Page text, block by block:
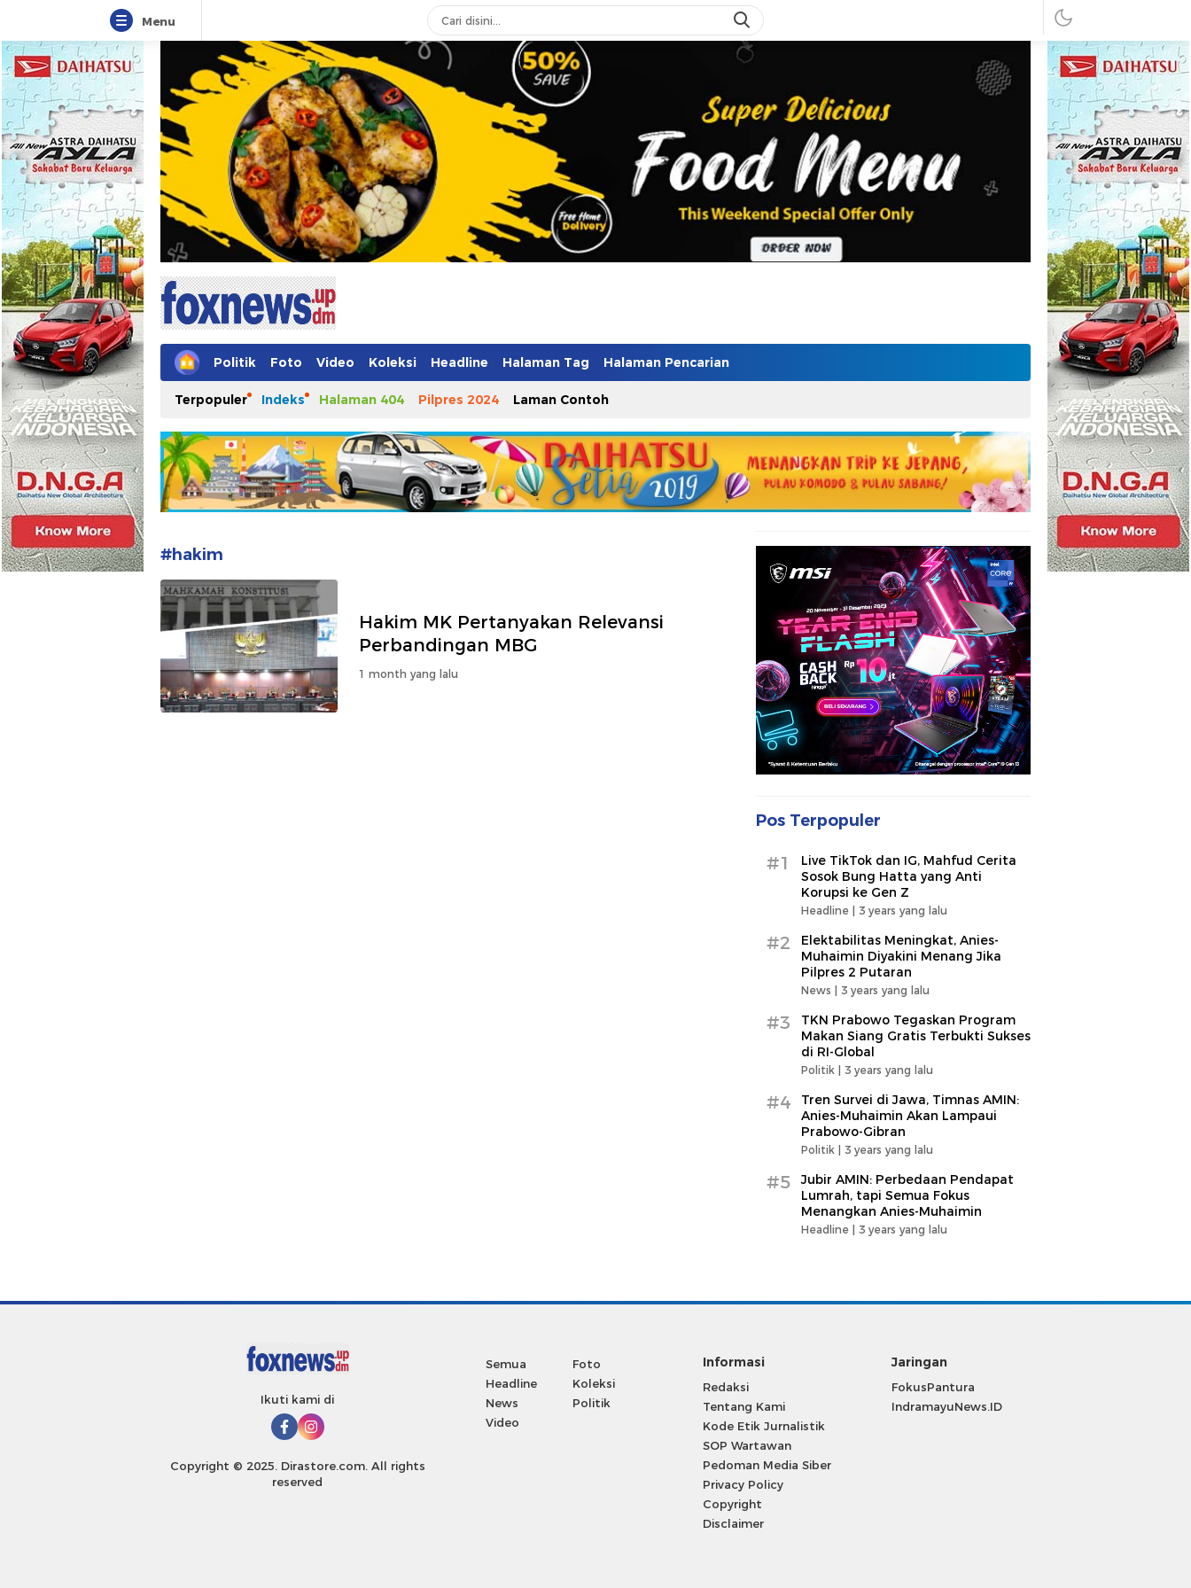
Menu
Foxnews
Informasi Tanpa Batasan Waktu
Politik Foto Video Koleksi Headline Halaman Tag Halaman Pencarian
Terpopuler Indeks Halaman 404 Pilpres 2024 Laman Contoh
#hakim
Hakim MK Pertanyakan Relevansi
Perbandingan MBG
1 month yang lalu
Pos Terpopuler
#1
Live TikTok dan IG, Mahfud Cerita
Sosok Bung Hatta yang Anti
Korupsi ke Gen Z
Headline | 3 years yang lalu
#2
Elektabilitas Meningkat, Anies-
Muhaimin Diyakini Menang Jika
Pilpres 2 Putaran
News | 3 years yang lalu
#3
TKN Prabowo Tegaskan Program
Makan Siang Gratis Terbukti Sukses
di RI-Global
Politik | 3 years yang lalu
#4
Tren Survei di Jawa, Timnas AMIN:
Anies-Muhaimin Akan Lampaui
Prabowo-Gibran
Politik | 3 years yang lalu
#5
Jubir AMIN: Perbedaan Pendapat
Lumrah, tapi Semua Fokus
Menangkan Anies-Muhaimin
Headline | 3 years yang lalu
Ikuti kami di
Copyright © 2025. Dirastore.com. All rights
reserved
Semua
Foto
Headline
Koleksi
News
Politik
Video
Informasi
Redaksi
Tentang Kami
Kode Etik Jurnalistik
SOP Wartawan
Pedoman Media Siber
Privacy Policy
Copyright
Disclaimer
Jaringan
FokusPantura
IndramayuNews.ID